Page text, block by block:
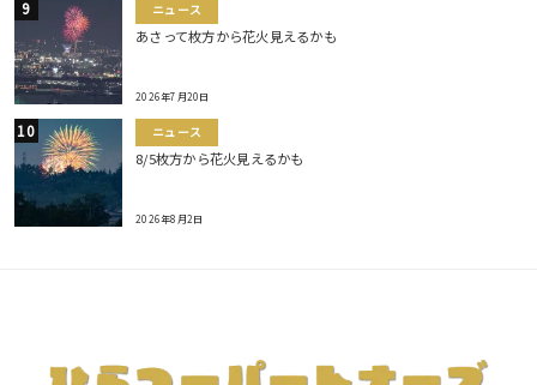
ニュース
あさって枚方から花火見えるかも
2026年7月20日
ニュース
8/5枚方から花火見えるかも
2026年8月2日